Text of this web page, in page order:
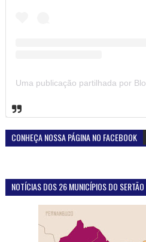
CONHEÇA NOSSA PÁGINA NO FACEBOOK
NOTÍCIAS DOS 26 MUNICÍPIOS DO